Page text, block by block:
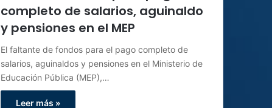
completo de salarios, aguinaldo
y pensiones en el MEP
El faltante de fondos para el pago completo de
salarios, aguinaldos y pensiones en el Ministerio de
Educación Pública (MEP),…
Leer más »